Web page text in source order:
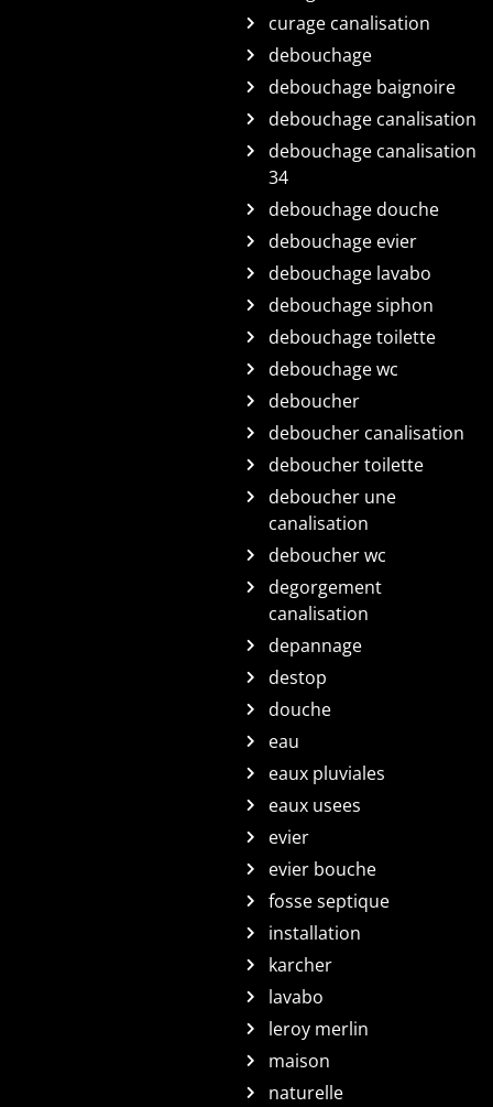
curage canalisation
debouchage
debouchage baignoire
debouchage canalisation
debouchage canalisation
34
debouchage douche
debouchage evier
debouchage lavabo
debouchage siphon
debouchage toilette
debouchage wc
deboucher
deboucher canalisation
deboucher toilette
deboucher une
canalisation
deboucher wc
degorgement
canalisation
depannage
destop
douche
eau
eaux pluviales
eaux usees
evier
evier bouche
fosse septique
installation
karcher
lavabo
leroy merlin
maison
naturelle